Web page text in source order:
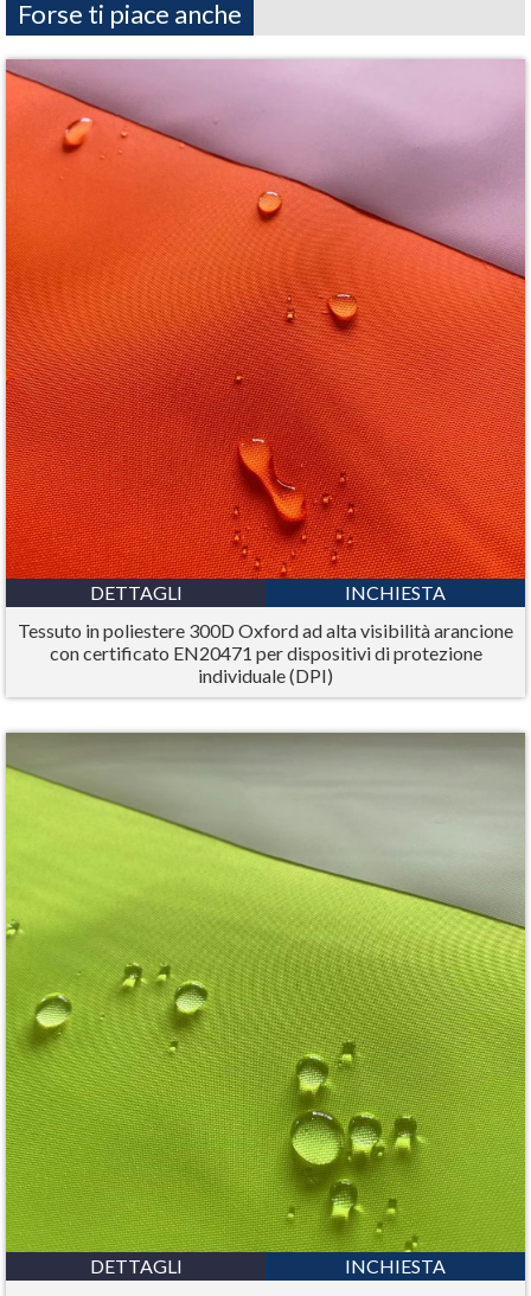
Forse ti piace anche
DETTAGLI
INCHIESTA
Tessuto in poliestere 300D Oxford ad alta visibilità arancione
con certificato EN20471 per dispositivi di protezione
individuale (DPI)
DETTAGLI
INCHIESTA